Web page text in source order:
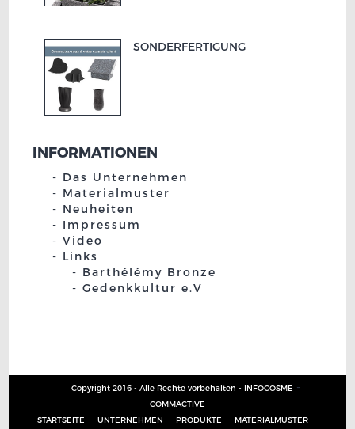
SONDERFERTIGUNG
INFORMATIONEN
Das Unternehmen
Materialmuster
Neuheiten
Impressum
Video
Links
Barthélémy Bronze
Gedenkkultur e.V
Copyright 2016 - Alle Rechte vorbehalten - INFOCOSME -
COMMACTIVE
STARTSEITE
UNTERNEHMEN PRODUKTE MATERIALMUSTER